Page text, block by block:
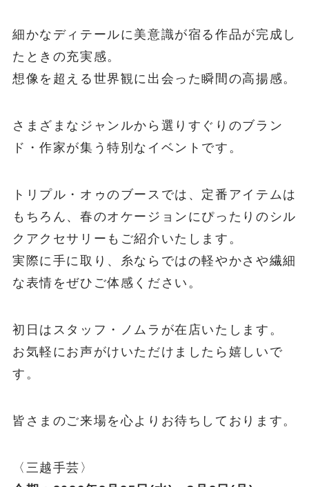
細かなディテールに美意識が宿る作品が完成し
たときの充実感。
想像を超える世界観に出会った瞬間の高揚感。
さまざまなジャンルから選りすぐりのブラン
ド・作家が集う特別なイベントです。
トリプル・オゥのブースでは、定番アイテムは
もちろん、春のオケージョンにぴったりのシル
クアクセサリーもご紹介いたします。
実際に手に取り、糸ならではの軽やかさや繊細
な表情をぜひご体感ください。
初日はスタッフ・ノムラが在店いたします。
お気軽にお声がけいただけましたら嬉しいで
す。
皆さまのご来場を心よりお待ちしております。
〈三越手芸〉